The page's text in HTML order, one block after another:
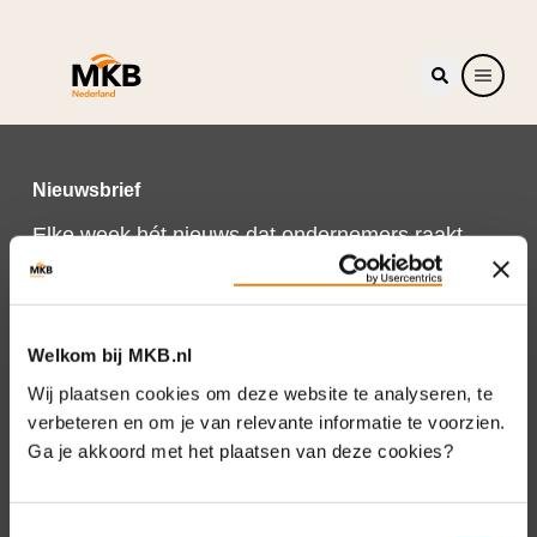
Welkom bij MKB.nl
Wij plaatsen cookies om deze website te analyseren, te
verbeteren en om je van relevante informatie te voorzien.
Ga je akkoord met het plaatsen van deze cookies?
Nieuwsbrief
Elke week hét nieuws dat ondernemers raakt.
Schrijf je nu in voor de MKB-Nederland
nieuwsbrief.
Schrijf je in
Direct naar
Over ons